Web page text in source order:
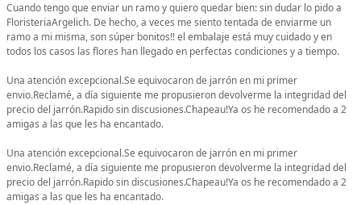
Cuando tengo que enviar un ramo y quiero quedar bien: sin dudar lo pido a
FloristeriaArgelich. De hecho, a veces me siento tentada de enviarme un
ramo a mi misma, son súper bonitos!! el embalaje está muy cuidado y en
todos los casos las flores han llegado en perfectas condiciones y a tiempo.
Una atención excepcional.Se equivocaron de jarrón en mi primer
envio.Reclamé, a día siguiente me propusieron devolverme la integridad del
precio del jarrón.Rapido sin discusiones.Chapeau!Ya os he recomendado a 2
amigas a las que les ha encantado.
Una atención excepcional.Se equivocaron de jarrón en mi primer
envio.Reclamé, a día siguiente me propusieron devolverme la integridad del
precio del jarrón.Rapido sin discusiones.Chapeau!Ya os he recomendado a 2
amigas a las que les ha encantado.